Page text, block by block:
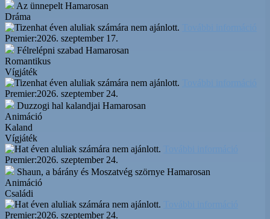
Az ünnepelt Hamarosan
Dráma
Premier:2026. szeptember 17.
Félrelépni szabad Hamarosan
Romantikus
Vígjáték
Premier:2026. szeptember 24.
Duzzogi hal kalandjai Hamarosan
Animáció
Kaland
Vígjáték
Premier:2026. szeptember 24.
Shaun, a bárány és Moszatvég szörnye Hamarosan
Animáció
Családi
Premier:2026. szeptember 24.